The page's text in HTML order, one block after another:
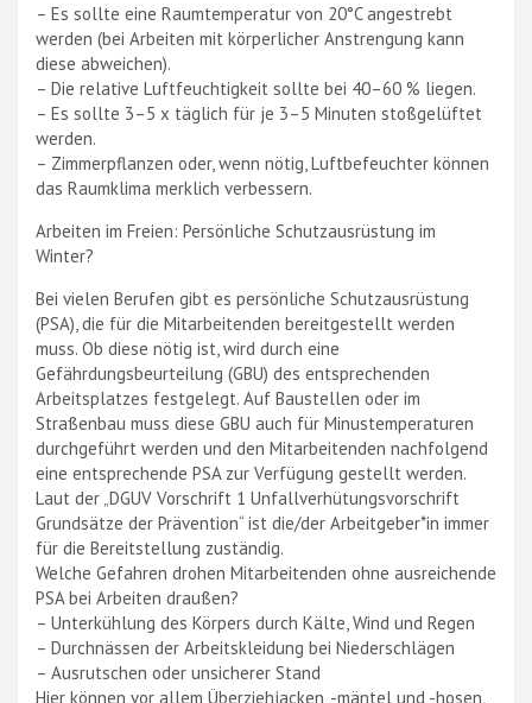
– Es sollte eine Raumtemperatur von 20°C angestrebt
werden (bei Arbeiten mit körperlicher Anstrengung kann
diese abweichen).
– Die relative Luftfeuchtigkeit sollte bei 40–60 % liegen.
– Es sollte 3–5 x täglich für je 3–5 Minuten stoßgelüftet
werden.
– Zimmerpflanzen oder, wenn nötig, Luftbefeuchter können
das Raumklima merklich verbessern.
Arbeiten im Freien: Persönliche Schutzausrüstung im
Winter?
Bei vielen Berufen gibt es persönliche Schutzausrüstung
(PSA), die für die Mitarbeitenden bereitgestellt werden
muss. Ob diese nötig ist, wird durch eine
Gefährdungsbeurteilung (GBU) des entsprechenden
Arbeitsplatzes festgelegt. Auf Baustellen oder im
Straßenbau muss diese GBU auch für Minustemperaturen
durchgeführt werden und den Mitarbeitenden nachfolgend
eine entsprechende PSA zur Verfügung gestellt werden.
Laut der „DGUV Vorschrift 1 Unfallverhütungsvorschrift
Grundsätze der Prävention“ ist die/der Arbeitgeber*in immer
für die Bereitstellung zuständig.
Welche Gefahren drohen Mitarbeitenden ohne ausreichende
PSA bei Arbeiten draußen?
– Unterkühlung des Körpers durch Kälte, Wind und Regen
– Durchnässen der Arbeitskleidung bei Niederschlägen
– Ausrutschen oder unsicherer Stand
Hier können vor allem Überziehjacken, -mäntel und -hosen,